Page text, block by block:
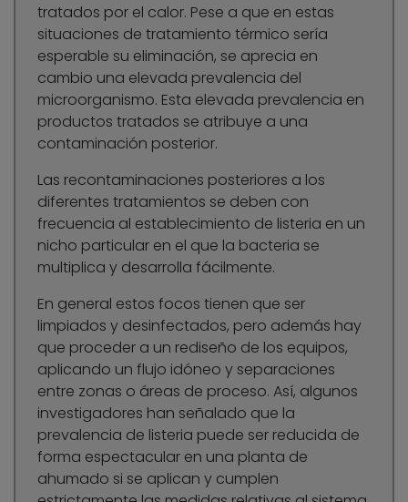
tratados por el calor. Pese a que en estas
situaciones de tratamiento térmico sería
esperable su eliminación, se aprecia en
cambio una elevada prevalencia del
microorganismo. Esta elevada prevalencia en
productos tratados se atribuye a una
contaminación posterior.
Las recontaminaciones posteriores a los
diferentes tratamientos se deben con
frecuencia al establecimiento de listeria en un
nicho particular en el que la bacteria se
multiplica y desarrolla fácilmente.
En general estos focos tienen que ser
limpiados y desinfectados, pero además hay
que proceder a un rediseño de los equipos,
aplicando un flujo idóneo y separaciones
entre zonas o áreas de proceso. Así, algunos
investigadores han señalado que la
prevalencia de listeria puede ser reducida de
forma espectacular en una planta de
ahumado si se aplican y cumplen